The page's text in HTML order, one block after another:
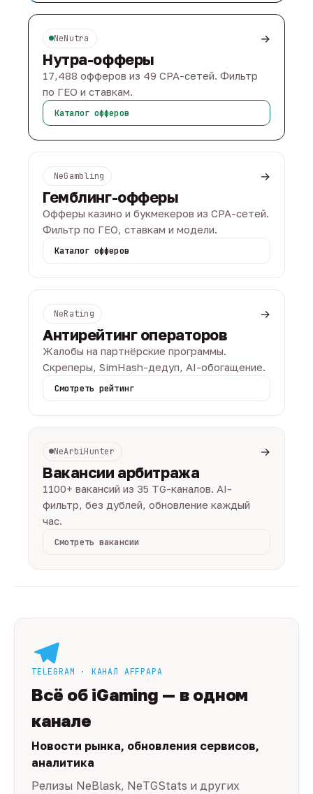
NeNutra →
Нутра-офферы
17,488 офферов из 49 CPA-сетей. Фильтр
по ГЕО и ставкам.
Каталог офферов
NeGambling →
Гемблинг-офферы
Офферы казино и букмекеров из CPA-сетей.
Фильтр по ГЕО, ставкам и модели.
Каталог офферов
NeRating →
Антирейтинг операторов
Жалобы на партнёрские программы.
Скреперы, SimHash-дедуп, AI-обогащение.
Смотреть рейтинг
NeArbiHunter →
Вакансии арбитража
1100+ вакансий из 35 TG-каналов. AI-
фильтр, без дублей, обновление каждый
час.
Смотреть вакансии
TELEGRAM · КАНАЛ AFFPAPA
Всё об iGaming — в одном
канале
Новости рынка, обновления сервисов,
аналитика
Релизы NeBlask, NeTGStats и других